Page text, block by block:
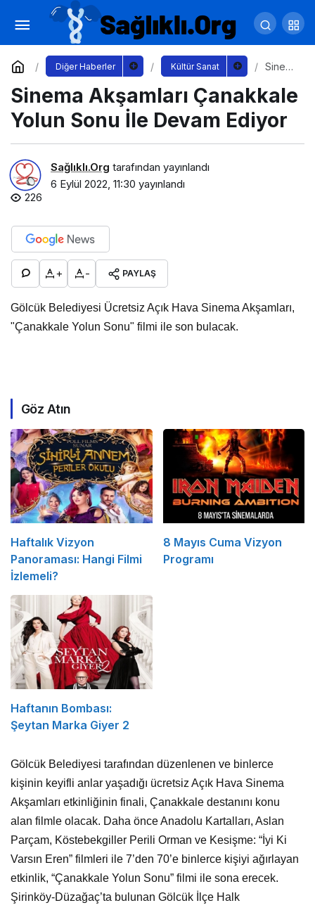
Diğer Haberler Kültür Sanat
Sinem
Akşaml
arı
Çanak
kale
Sinema Akşamları Çanakkale
Yolun Sonu İle Devam Ediyor
Sağlıklı.Org tarafından yayınlandı
6 Eylül 2022, 11:30 yayınlandı
226
+ - PAYLAŞ
Gölcük Belediyesi Ücretsiz Açık Hava Sinema Akşamları,
"Çanakkale Yolun Sonu" filmi ile son bulacak.
Göz Atın
Haftalık Vizyon
Panoraması: Hangi Filmi
İzlemeli?
8 Mayıs Cuma Vizyon
Programı
Haftanın Bombası:
Şeytan Marka Giyer 2
Gölcük Belediyesi tarafından düzenlenen ve binlerce
kişinin keyifli anlar yaşadığı ücretsiz Açık Hava Sinema
Akşamları etkinliğinin finali, Çanakkale destanını konu
alan filmle olacak. Daha önce Anadolu Kartalları, Aslan
Parçam, Köstebekgiller Perili Orman ve Kesişme: “İyi Ki
Varsın Eren” filmleri ile 7’den 70’e binlerce kişiyi ağırlayan
etkinlik, “Çanakkale Yolun Sonu” filmi ile sona erecek.
Şirinköy-Düzağaç’ta bulunan Gölcük İlçe Halk
Sinema Akşamları Çanakkale Yolun Sonu İle
Devam Ediyor
Yorum Yap